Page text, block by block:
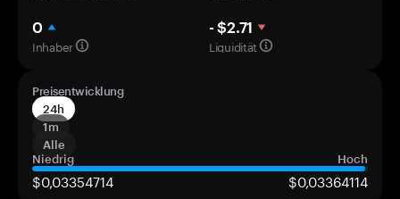
0
Inhaber
- $2.71
Liquidität
Preisentwicklung
24h
1m
Alle
Niedrig
Hoch
$0,03354714 $0,03364114